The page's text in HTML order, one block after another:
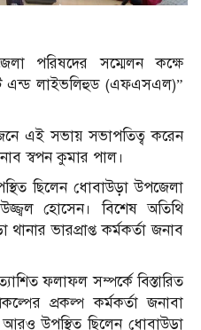
পরিষদের সম্মেলন কক্ষে
এন্ড লাইভলিহুড (এফএসএল)”
এই সভায় সভাপতিত্ব করেন
স্বপন কুমার পাল।
ছিলেন ধোবাউড়া উপজেলা
হোসেন। বিশেষ অতিথি
ভারপ্রাপ্ত কর্মকর্তা জনাব
ফলাফল সম্পর্কে বিস্তারিত
প্রকল্প কর্মকর্তা জনাবা
উপস্থিত ছিলেন ধোবাউড়া